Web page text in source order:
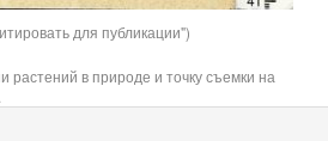
для публикации")
в природе и точку съемки на